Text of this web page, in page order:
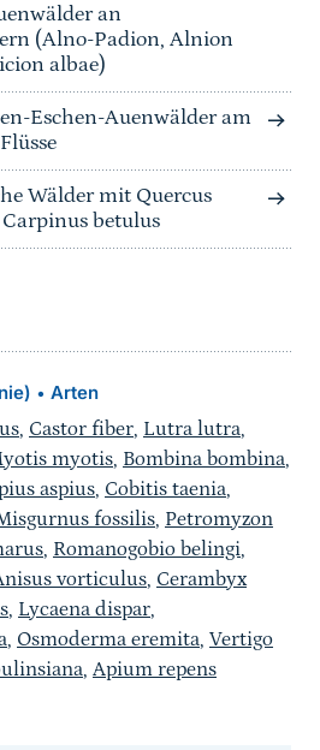
an
(Alno-Padion, Alnion
albae)
Eschen-Auenwälder am
Wälder mit Quercus
betulus
• Arten
, Castor fiber, Lutra lutra,
myotis, Bombina bombina,
aspius, Cobitis taenia,
fossilis, Petromyzon
, Romanogobio belingi,
vorticulus, Cerambyx
, Lycaena dispar,
, Osmoderma eremita, Vertigo
, Apium repens